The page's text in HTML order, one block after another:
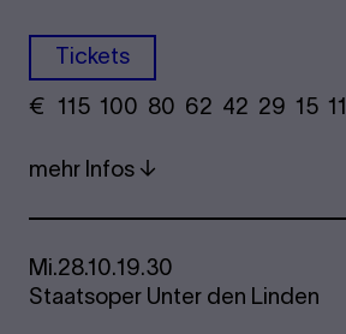
Tickets
€ ​ 115 100 80​ 62 42 29​ 15 11
mehr Infos
Mi.28.10.19.30
Staatsoper Unter den Linden